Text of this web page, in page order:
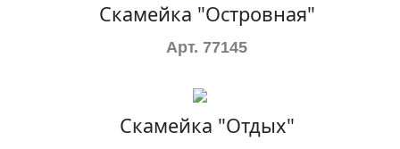
Скамейка "Островная"
Арт. 77145
Скамейка "Отдых"